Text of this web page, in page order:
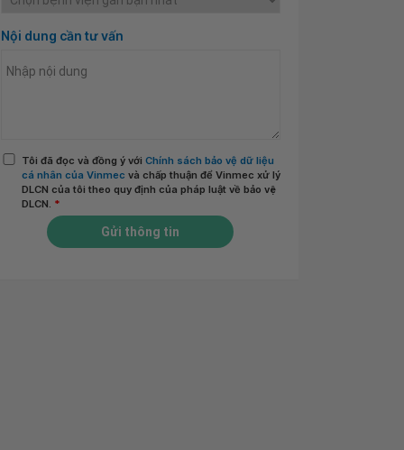
Nội dung cần tư vấn
Tôi đã đọc và đồng ý với Chính sách bảo vệ dữ liệu
cá nhân của Vinmec và chấp thuận để Vinmec xử lý
DLCN của tôi theo quy định của pháp luật về bảo vệ
DLCN. *
Gửi thông tin